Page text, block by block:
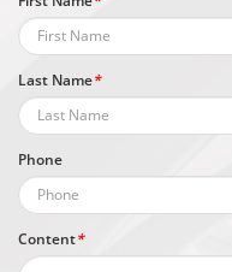
Last Name*
Phone
Content*